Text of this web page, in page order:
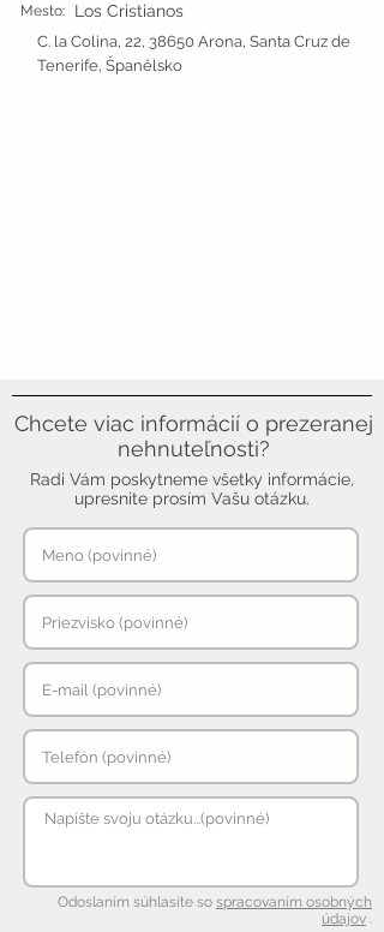
Mesto:
Los Cristianos
C. la Colina, 22, 38650 Arona, Santa Cruz de
Tenerife, Španělsko
Chcete viac informácií o prezeranej
nehnuteľnosti?
Radi Vám poskytneme všetky informácie,
upresnite prosím Vašu otázku.
Odoslaním súhlasíte so spracovaním osobných
údajov .